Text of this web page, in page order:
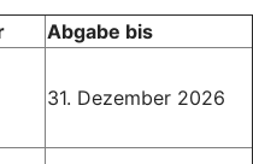
Abgabe bis
31. Dezember 2026